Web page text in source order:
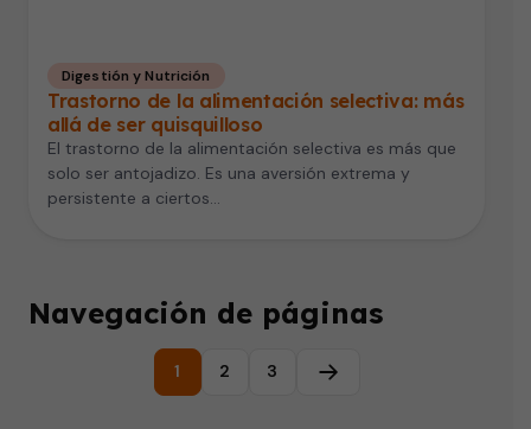
Digestión y Nutrición
Trastorno de la alimentación selectiva: más
allá de ser quisquilloso
El trastorno de la alimentación selectiva es más que
solo ser antojadizo. Es una aversión extrema y
persistente a ciertos…
Navegación de páginas
1 2 3 Página siguiente